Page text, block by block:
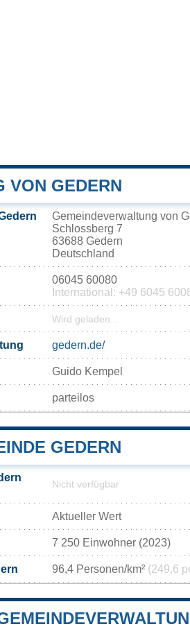
VON GEDERN
Gemeindeverwaltung von
Schlossberg 7
63688 Gedern
Deutschland
06045 60080
International: +49 6045
Wird geladen...
gedern.de/
Guido Kempel
parteilos
GEDERN
Nicht verfügbar
Aktueller Wert
7 250 Einwohner (2023)
96,4 Personen/km² (249,6